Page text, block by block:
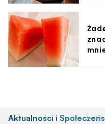
Aktualności i